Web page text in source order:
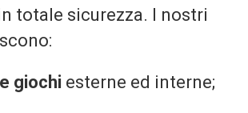
totale sicurezza. I nostri
giochi esterne ed interne;